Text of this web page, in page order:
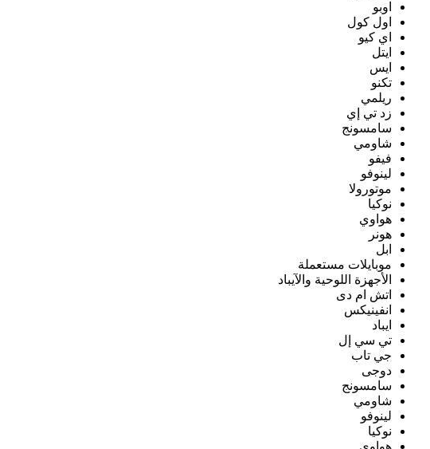
اوبو
اول كول
اي كيو
ايتل
ايس
تكنو
ريلمي
زد تي إي
سامسونج
شاومي
فيفو
لينوفو
موتورولا
نوكيا
هواوي
هونر
ابل
موبايلات مستعملة
الأجهزة اللوحية والآيباد
اتش ام دى
انفينيكس
ايباد
تي سي إل
جي تاب
دوجى
سامسونج
شاومي
لينوفو
نوكيا